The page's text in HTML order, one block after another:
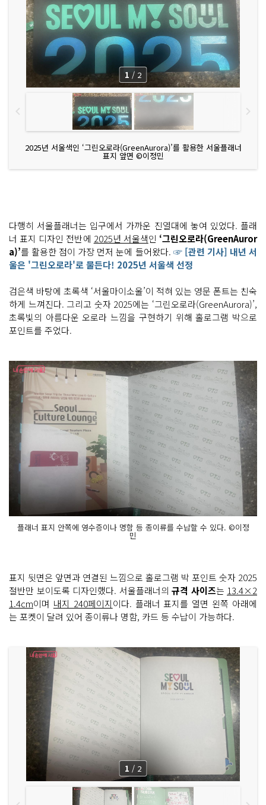
2025년 서울색인 ‘그린오로라(GreenAurora)’를 활용한 서울플래너
표지 앞면 ©이정민
1 / 2
다행히 서울플래너는 입구에서 가까운 진열대에 놓여 있었다. 플래
너 표지 디자인 전반에 2025년 서울색인 ‘그린오로라(GreenAuror
a)’를 활용한 점이 가장 먼저 눈에 들어왔다. ☞ [관련 기사] 내년 서
울은 '그린오로라'로 물든다! 2025년 서울색 선정
검은색 바탕에 초록색 ‘서울마이소울’이 적혀 있는 영문 폰트는 친숙
하게 느껴진다. 그리고 숫자 2025에는 ‘그린오로라(GreenAurora)’,
초록빛의 아름다운 오로라 느낌을 구현하기 위해 홀로그램 박으로
포인트를 주었다.
플래너 표지 안쪽에 영수증이나 명함 등 종이류를 수납할 수 있다. ©이정
민
표지 뒷면은 앞면과 연결된 느낌으로 홀로그램 박 포인트 숫자 2025
절반만 보이도록 디자인했다. 서울플래너의 규격 사이즈는 13.4×2
1.4cm이며 내지 240페이지이다. 플래너 표지를 열면 왼쪽 아래에
는 포켓이 달려 있어 종이류나 명함, 카드 등 수납이 가능하다.
1 / 2